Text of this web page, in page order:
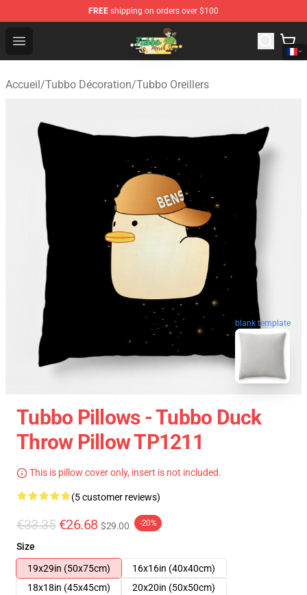
FREE shipping on orders over $100
Open menu
Tubbo Store - Official Tubbo Merchandise Shop
Accueil/Tubbo Décoration/Tubbo Oreillers
blank template
Tubbo Pillows - Tubbo Duck
Throw Pillow TP1211
This is pillow cover only, insert is not included.
(5 customer reviews)
€33.35 €26.68 $29.00 -20%
Size
19x29in (50x75cm)
16x16in (40x40cm)
18x18in (45x45cm)
20x20in (50x50cm)